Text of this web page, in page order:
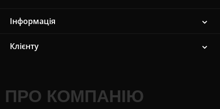
Інформація
Клієнту
ПРО КОМПАНІЮ